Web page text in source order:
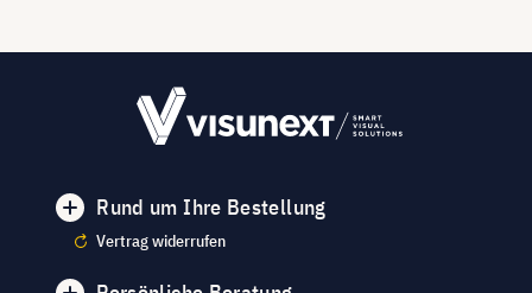
Rund um Ihre Bestellung
Vertrag widerrufen